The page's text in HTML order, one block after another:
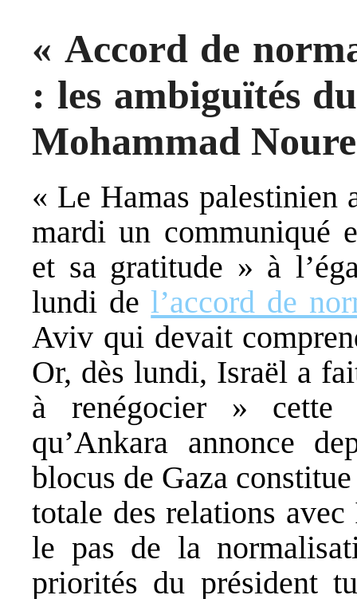
« Accord de
: les ambiguïtés
Mohammad
« Le Hamas palestinien
mardi un communiqué
et sa gratitude » à
lundi de l’accord de
Aviv qui devait
Or, dès lundi, Israël a
à renégocier »
qu’Ankara annonce
blocus de Gaza
totale des relations
le pas de la
priorités du président